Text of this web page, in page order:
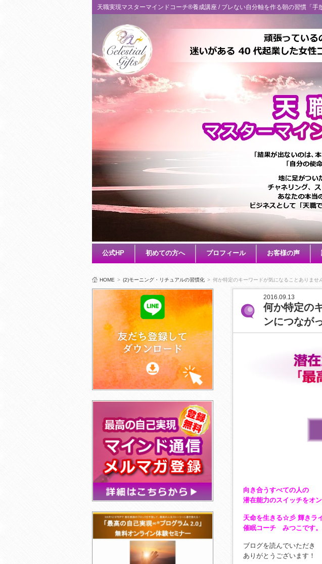
天職実現マスターマインドコーチ®養成講座 / ブレない自分軸を作る朝の習慣「
公式HP 初めての方へ プロフィール お客様の声
HOME > (2)モーニング・リチュアルの習慣化 > 何か特定のキーワードが気になることありま
2016.09.13
何か特定の
ンにつなが
向き合うすべての人の
潜在能力のスイッチをオ
天命を生きる☆彡 輝きラ
催眠コーチ みつこです。
ブログを読んでいただき
ありがとうございます！